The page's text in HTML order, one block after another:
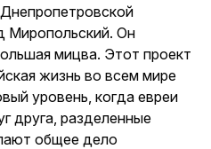
Миропольский. Он
мицва. Этот проект
жизнь во всем мире
уровень, когда евреи
друга, разделенные
общее дело